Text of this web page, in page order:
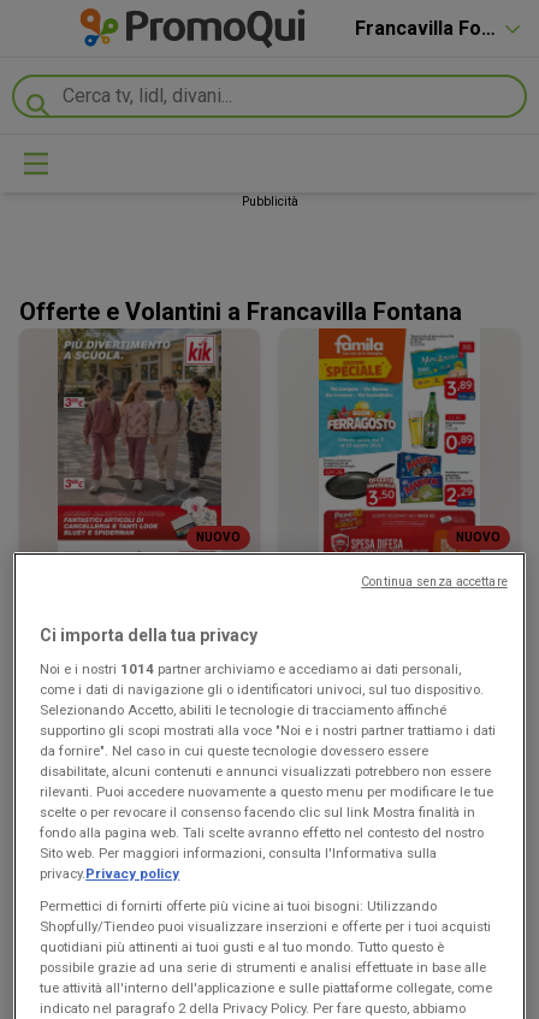
Francavilla Fontana
Pubblicità
Offerte e Volantini a Francavilla Fontana
NUOVO
Più divertimento a scuola
Fontana
NUOVO
Famila Superstore
Francavilla
Fontana
NUOVO
Famila Market
Max Supermercati
Ci importa della tua privacy
Noi e i nostri 1014 partner archiviamo e accediamo ai dati personali,
come i dati di navigazione gli o identificatori univoci, sul tuo dispositivo.
Selezionando Accetto, abiliti le tecnologie di tracciamento affinché
supportino gli scopi mostrati alla voce "Noi e i nostri partner trattiamo i dati
da fornire". Nel caso in cui queste tecnologie dovessero essere
disabilitate, alcuni contenuti e annunci visualizzati potrebbero non essere
rilevanti. Puoi accedere nuovamente a questo menu per modificare le tue
scelte o per revocare il consenso facendo clic sul link Mostra finalità in
fondo alla pagina web. Tali scelte avranno effetto nel contesto del nostro
Sito web. Per maggiori informazioni, consulta l'Informativa sulla
privacy.Privacy policy
Permettici di fornirti offerte più vicine ai tuoi bisogni: Utilizzando
Shopfully/Tiendeo puoi visualizzare inserzioni e offerte per i tuoi acquisti
quotidiani più attinenti ai tuoi gusti e al tuo mondo. Tutto questo è
possibile grazie ad una serie di strumenti e analisi effettuate in base alle
tue attività all'interno dell'applicazione e sulle piattaforme collegate, come
indicato nel paragrafo 2 della Privacy Policy. Per fare questo, abbiamo
Continua senza accettare